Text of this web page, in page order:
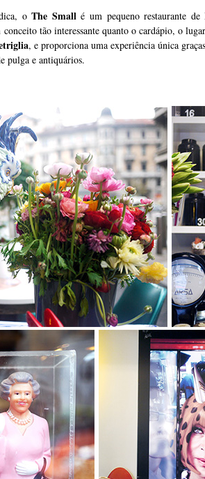
oThe Smallé um pequeno restaurante
tão interessante quanto o cardápio, o
, e proporciona uma experiência única
pulga e antiquários.